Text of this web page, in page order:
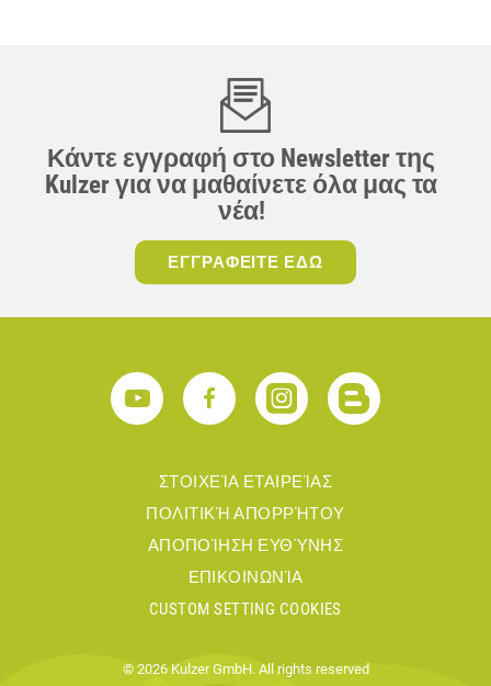
Κάντε εγγραφή στο Newsletter της
Kulzer για να μαθαίνετε όλα μας τα
νέα!
ΕΓΓΡΑΦΕΙΤΕ ΕΔΩ
ΣΤΟΙΧΕΊΑ ΕΤΑΙΡΕΊΑΣ
ΠΟΛΙΤΙΚΉ ΑΠΟΡΡΉΤΟΥ
ΑΠΟΠΟΊΗΣΗ ΕΥΘΎΝΗΣ
ΕΠΙΚΟΙΝΩΝΊΑ
CUSTOM SETTING COOKIES
© 2026 Kulzer GmbH. All rights reserved